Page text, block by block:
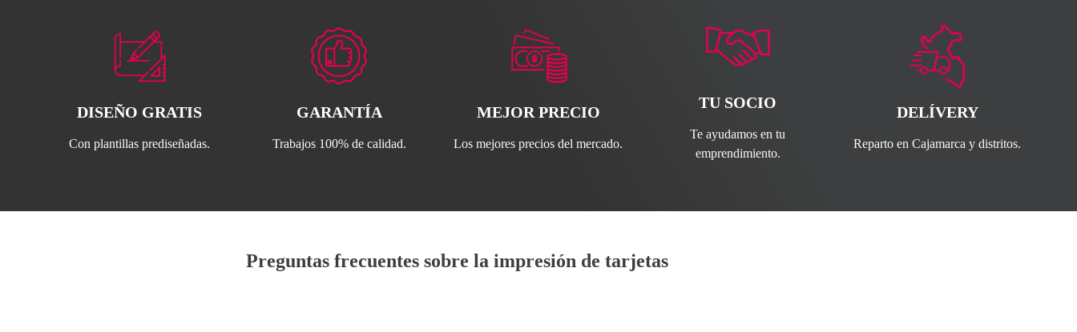
DISEÑO GRATIS
Con plantillas prediseñadas.
GARANTÍA
Trabajos 100% de calidad.
MEJOR PRECIO
Los mejores precios del mercado.
TU SOCIO
Te ayudamos en tu
emprendimiento.
DELÍVERY
Reparto en Cajamarca y distritos.
Preguntas frecuentes sobre la impresión de tarjetas